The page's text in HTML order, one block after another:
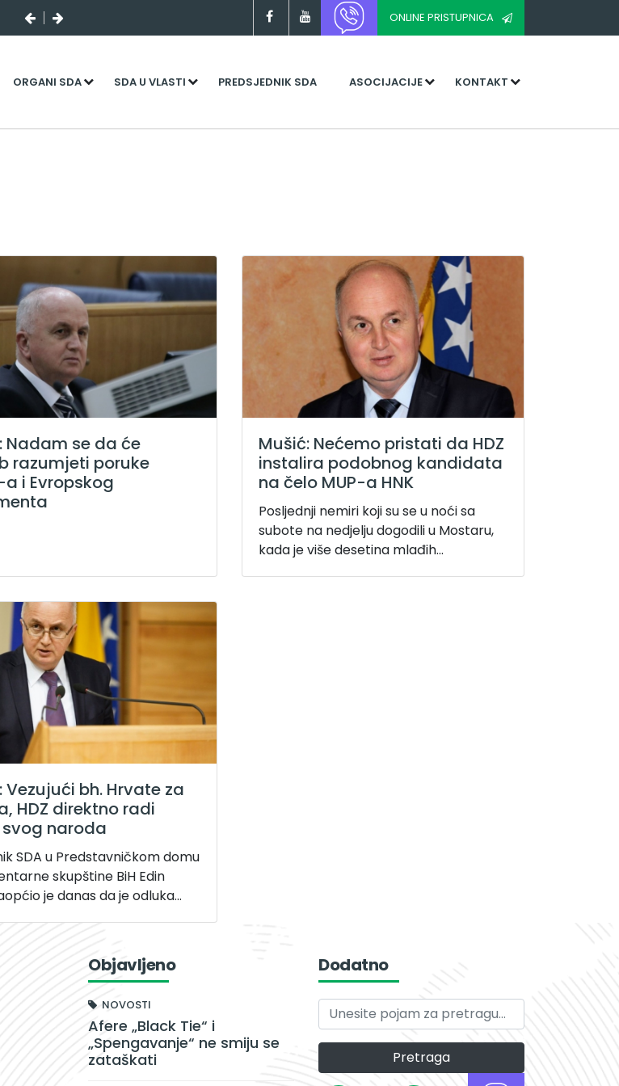
ONLINE PRISTUPNICA
ORGANI SDA SDA U VLASTI PREDSJEDNIK SDA ASOCIJACIJE KONTAKT
Nadam se da će
razumjeti poruke
a i Evropskog
Mušić: Nećemo pristati da HDZ
instalira podobnog kandidata
na čelo MUP-a HNK
Posljednji nemiri koji su se u noći sa
subote na nedjelju dogodili u Mostaru,
kada je više desetina mlađih...
Vezujući bh. Hrvate za
HDZ direktno radi
naroda
SDA u Predstavničkom domu
skupštine BiH Edin
je danas da je odluka...
Objavljeno
NOVOSTI
Afere „Black Tie“ i
„Spengavanje“ ne smiju se
zataškati
Dodatno
Pretraga